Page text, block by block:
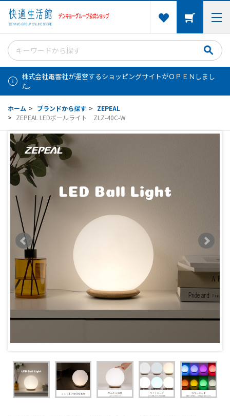
株式会社電響社が運営するショッピングサイトがＯＰＥＮしまし
た。
ホーム > ブランドから探す > ZEPEAL
> ZEPEAL LEDボールライト ZLZ-40C-W